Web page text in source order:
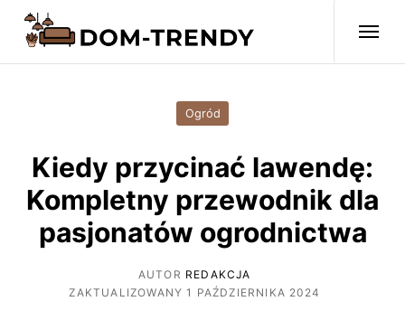
Ogród
Kiedy przycinać lawendę:
Kompletny przewodnik dla
pasjonatów ogrodnictwa
AUTOR REDAKCJA
ZAKTUALIZOWANY 1 PAŹDZIERNIKA 2024